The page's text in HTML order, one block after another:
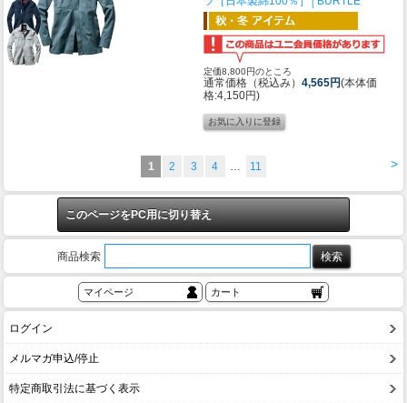
定価8,800円のところ
通常価格（税込み） 4,565円(本体価
格:4,150円)
>
1 2 3 4 … 11
このページをPC用に切り替え
商品検索
マイページ カート
ログイン
メルマガ申込/停止
特定商取引法に基づく表示